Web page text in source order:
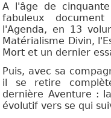
A l'âge de
fabuleux
l'Agenda, en 13
Matérialisme Divin,
Mort et un dernier
Puis, avec sa
il se retire
dernière Aventure :
évolutif vers se qui